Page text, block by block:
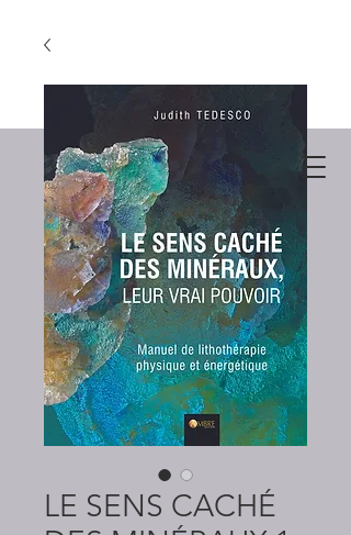
LE SENS CACHÉ